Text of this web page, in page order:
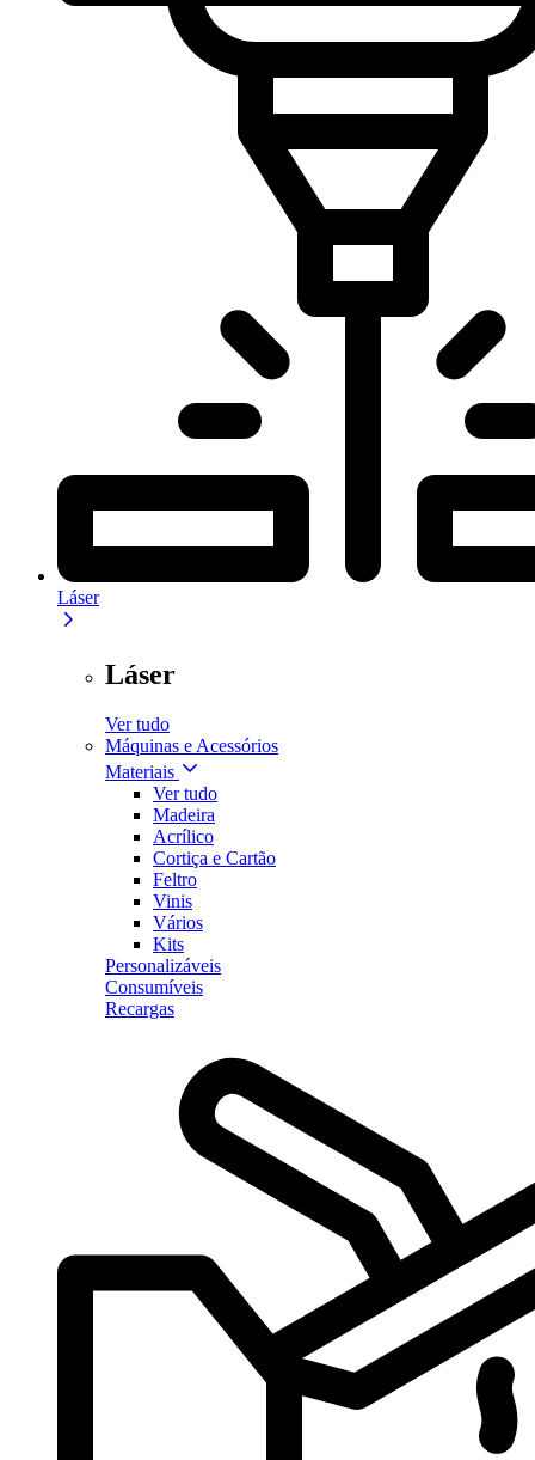
Láser
Láser
Ver tudo
Máquinas e Acessórios
Materiais
Ver tudo
Madeira
Acrílico
Cortiça e Cartão
Feltro
Vinis
Vários
Kits
Personalizáveis
Consumíveis
Recargas